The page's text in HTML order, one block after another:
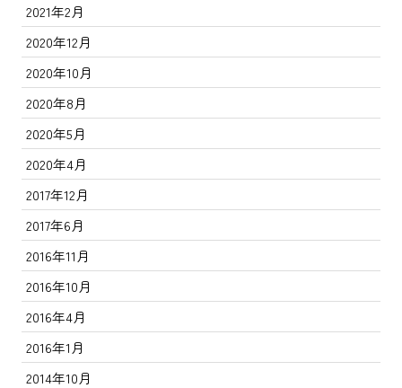
2021年2月
2020年12月
2020年10月
2020年8月
2020年5月
2020年4月
2017年12月
2017年6月
2016年11月
2016年10月
2016年4月
2016年1月
2014年10月